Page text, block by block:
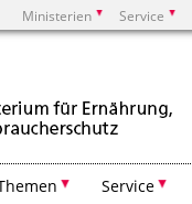
Ministerien Service
Service